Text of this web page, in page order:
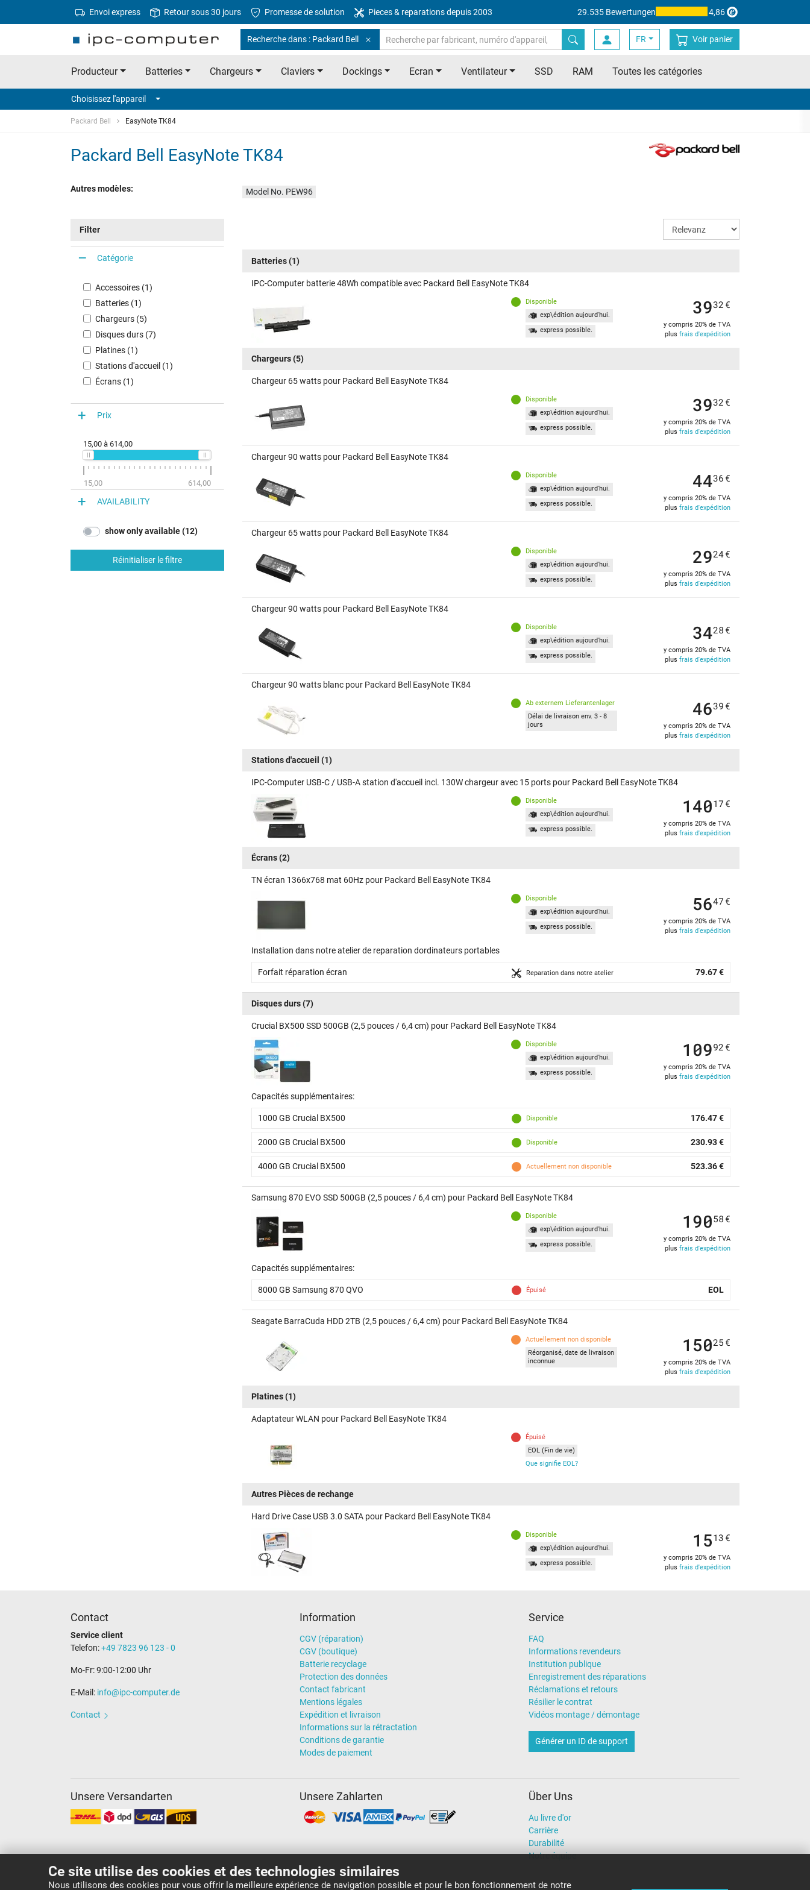
Ce site utilise des cookies et des technologies similaires
Nous utilisons des cookies pour vous offrir la meilleure expérience de navigation possible et pour le bon fonctionnement de notre
Envoi express Retour sous 30 jours Promesse de solution Pieces & reparations depuis 2003 29.535 Bewertungen 4,86
Recherche dans : Packard Bell FR Voir panier
Producteur Batteries Chargeurs Claviers Dockings Ecran Ventilateur SSD RAM Toutes les catégories
Choisissez l'appareil
Packard Bell EasyNote TK84
Packard Bell EasyNote TK84
Autres modèles: Model No. PEW96
Filter
Catégorie
Accessoires (1)
Batteries (1)
Chargeurs (5)
Disques durs (7)
Platines (1)
Stations d'accueil (1)
Écrans (1)
Prix
15,00 à 614,00
15,00 614,00
AVAILABILITY
show only available (12)
Réinitialiser le filtre
Batteries(1)
IPC-Computer batterie 48Wh compatible avec Packard Bell EasyNote TK84
Disponible
exp\édition aujourd'hui.
express possible.
3932 €
y compris 20% de TVA
plus frais d'expédition
Chargeurs(5)
Chargeur 65 watts pour Packard Bell EasyNote TK84
Disponible
exp\édition aujourd'hui.
express possible.
3932 €
y compris 20% de TVA
plus frais d'expédition
Chargeur 90 watts pour Packard Bell EasyNote TK84
Disponible
exp\édition aujourd'hui.
express possible.
4436 €
y compris 20% de TVA
plus frais d'expédition
Chargeur 65 watts pour Packard Bell EasyNote TK84
Disponible
exp\édition aujourd'hui.
express possible.
2924€
y compris 20% de TVA
plus frais d'expédition
Chargeur 90 watts pour Packard Bell EasyNote TK84
Disponible
exp\édition aujourd'hui.
express possible.
3428 €
y compris 20% de TVA
plus frais d'expédition
Chargeur 90 watts blanc pour Packard Bell EasyNote TK84
Ab externem Lieferantenlager
Délai de livraison env. 3 - 8
jours
4639 €
y compris 20% de TVA
plus frais d'expédition
Stations d'accueil (1)
IPC-Computer USB-C / USB-A station d'accueil incl. 130W chargeur avec 15 ports pour Packard Bell EasyNote TK84
Disponible
exp\édition aujourd'hui.
express possible.
14017 €
y compris 20% de TVA
plus frais d'expédition
Écrans(2)
TN écran 1366x768 mat 60Hz pour Packard Bell EasyNote TK84
Disponible
exp\édition aujourd'hui.
express possible.
5647 €
y compris 20% de TVA
plus frais d'expédition
Installation dans notre atelier de reparation dordinateurs portables
Forfait réparation écran Reparation dans notre atelier 79.67 €
Disques durs(7)
Crucial BX500 SSD 500GB (2,5 pouces / 6,4 cm) pour Packard Bell EasyNote TK84
Disponible
exp\édition aujourd'hui.
express possible.
10992 €
y compris 20% de TVA
plus frais d'expédition
Capacités supplémentaires:
1000 GB Crucial BX500 Disponible 176.47 €
2000 GB Crucial BX500 Disponible 230.93 €
4000 GB Crucial BX500 Actuellement non disponible 523.36 €
Samsung 870 EVO SSD 500GB (2,5 pouces / 6,4 cm) pour Packard Bell EasyNote TK84
Disponible
exp\édition aujourd'hui.
express possible.
19058 €
y compris 20% de TVA
plus frais d'expédition
Capacités supplémentaires:
8000 GB Samsung 870 QVO Épuisé EOL
Seagate BarraCuda HDD 2TB (2,5 pouces / 6,4 cm) pour Packard Bell EasyNote TK84
Actuellement non disponible
Réorganisé, date de livraison
inconnue
15025 €
y compris 20% de TVA
plus frais d'expédition
Platines(1)
Adaptateur WLAN pour Packard Bell EasyNote TK84
Épuisé
EOL (Fin de vie)
Que signifie EOL?
Autres Pièces de rechange
Hard Drive Case USB 3.0 SATA pour Packard Bell EasyNote TK84
Disponible
exp\édition aujourd'hui.
express possible.
1513 €
y compris 20% de TVA
plus frais d'expédition
Contact
Service client
Telefon:+49 7823 96 123 - 0
Mo-Fr: 9:00-12:00 Uhr
E-Mail: info@ipc-computer.de
Contact
Information
CGV (réparation)
CGV (boutique)
Batterie recyclage
Protection des données
Contact fabricant
Mentions légales
Expédition et livraison
Informations sur la rétractation
Conditions de garantie
Modes de paiement
Service
FAQ
Informations revendeurs
Institution publique
Enregistrement des réparations
Réclamations et retours
Résilier le contrat
Vidéos montage / démontage
Générer un ID de support
Über Uns
Au livre d'or
Carrière
Durabilité
Notre équipe
Unsere Versandarten Unsere Zahlarten